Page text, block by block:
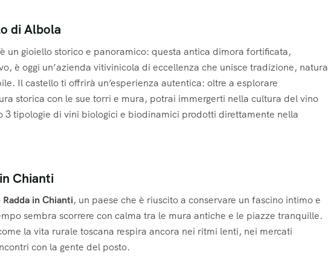
di Albola
è un gioiello storico e panoramico: questa antica dimora fortificata,
è oggi un’azienda vitivinicola di eccellenza che unisce tradizione, natura
Il castello ti offrirà un’esperienza autentica: oltre a esplorare
storica con le sue torri e mura, potrai immergerti nella cultura del vino
3 tipologie di vini biologici e biodinamici prodotti direttamente nella
Chianti
Radda in Chianti, un paese che è riuscito a conservare un fascino intimo e
sembra scorrere con calma tra le mura antiche e le piazze tranquille.
la vita rurale toscana respira ancora nei ritmi lenti, nei mercati
con la gente del posto.